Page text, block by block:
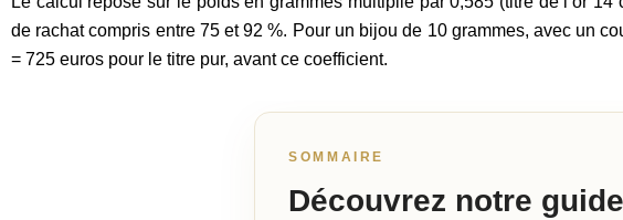
de rachat compris entre 75 et 92 %. Pour un bijou de 10 grammes, avec un
= 725 euros pour le titre pur, avant ce coefficient.
SOMMAIRE
Découvrez notre